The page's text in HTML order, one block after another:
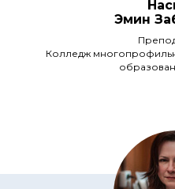
Эмин
Колледж